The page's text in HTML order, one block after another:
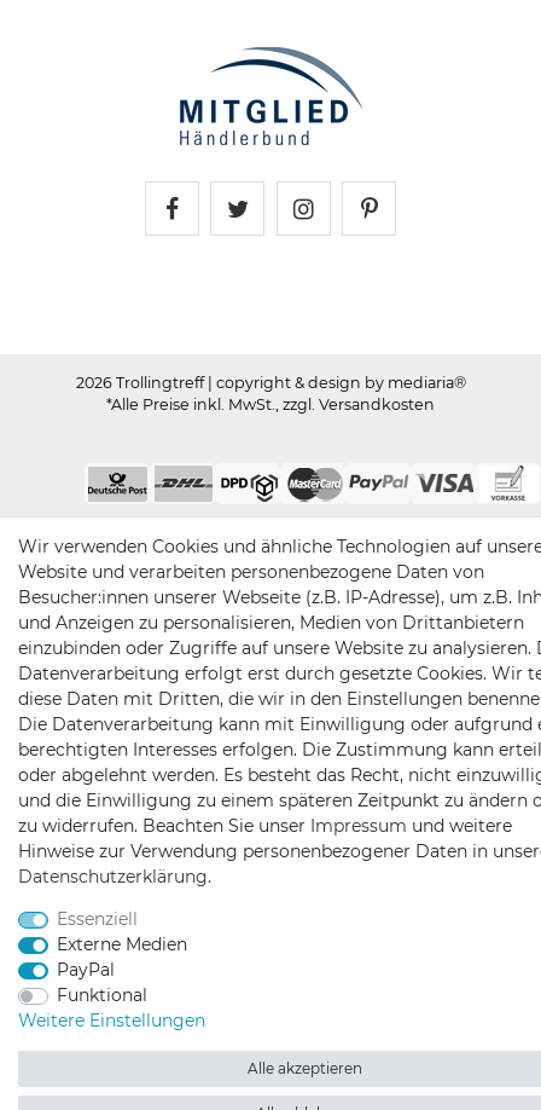
2026 Trollingtreff | copyright & design by mediaria®
*Alle Preise inkl. MwSt., zzgl. Versandkosten
Wir verwenden Cookies und ähnliche Technologien auf
Website und verarbeiten personenbezogene Daten von
Besucher:innen unserer Webseite (z.B. IP-Adresse), um z.B.
und Anzeigen zu personalisieren, Medien von Drittanbietern
einzubinden oder Zugriffe auf unsere Website zu analysieren.
Datenverarbeitung erfolgt erst durch gesetzte Cookies. Wir
diese Daten mit Dritten, die wir in den Einstellungen
Die Datenverarbeitung kann mit Einwilligung oder aufgrund
berechtigten Interesses erfolgen. Die Zustimmung kann
oder abgelehnt werden. Es besteht das Recht, nicht
und die Einwilligung zu einem späteren Zeitpunkt zu ändern
zu widerrufen. Beachten Sie unser Impressum und weitere
Hinweise zur Verwendung personenbezogener Daten in
Daten­schutz­erklärung.
Essenziell
Externe Medien
PayPal
Funktional
Weitere Einstellungen
Alle akzeptieren